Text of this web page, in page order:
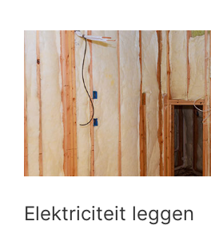
Elektriciteit leggen